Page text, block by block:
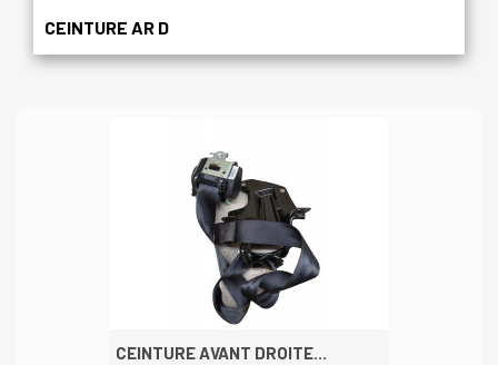
CEINTURE AR D
CEINTURE AVANT DROITE...